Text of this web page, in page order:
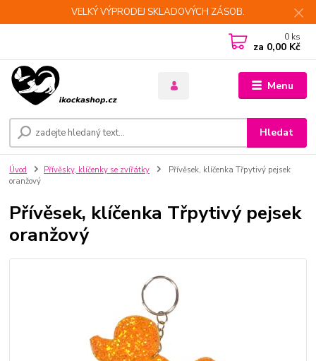
VELKÝ VÝPRODEJ SKLADOVÝCH ZÁSOB.
Menu
Hledat
0 ks
za 0,00 Kč
Úvod Přívěsky, klíčenky se zvířátky
Přívěsek, klíčenka Třpytivý pejsek
oranžový
Přívěsek, klíčenka Třpytivý pejsek
oranžový